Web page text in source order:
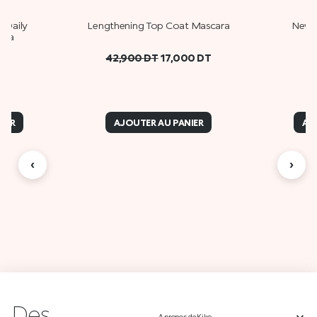
Daily
Lengthening Top Coat Mascara
42,900DT 17,000 DT
AJOUTER AU PANIER
New
‹ ›